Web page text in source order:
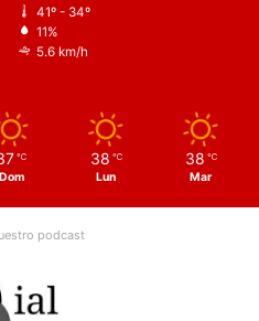
41º - 34º
11%
5.6 km/h
℃
Dom
38 ℃
Lun
38 ℃
Mar
podcast